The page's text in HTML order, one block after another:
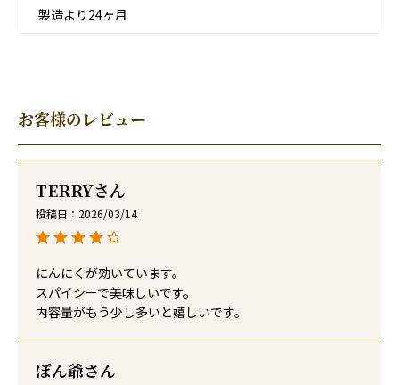
製造より24ヶ月
お客様のレビュー
TERRY
投稿日 2026/03/14
にんにくが効いています。
スパイシーで美味しいです。
内容量がもう少し多いと嬉しいです。
ぽん爺